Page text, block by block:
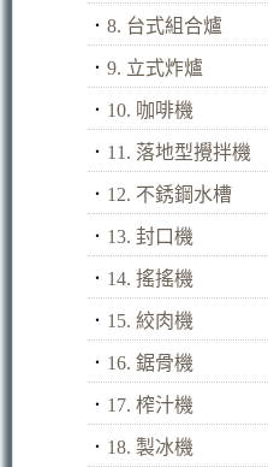
． 8. 台式組合爐
． 9. 立式炸爐
． 10. 咖啡機
． 11. 落地型攪拌機
． 12. 不銹鋼水槽
． 13. 封口機
． 14. 搖搖機
． 15. 絞肉機
． 16. 鋸骨機
． 17. 榨汁機
． 18. 製冰機